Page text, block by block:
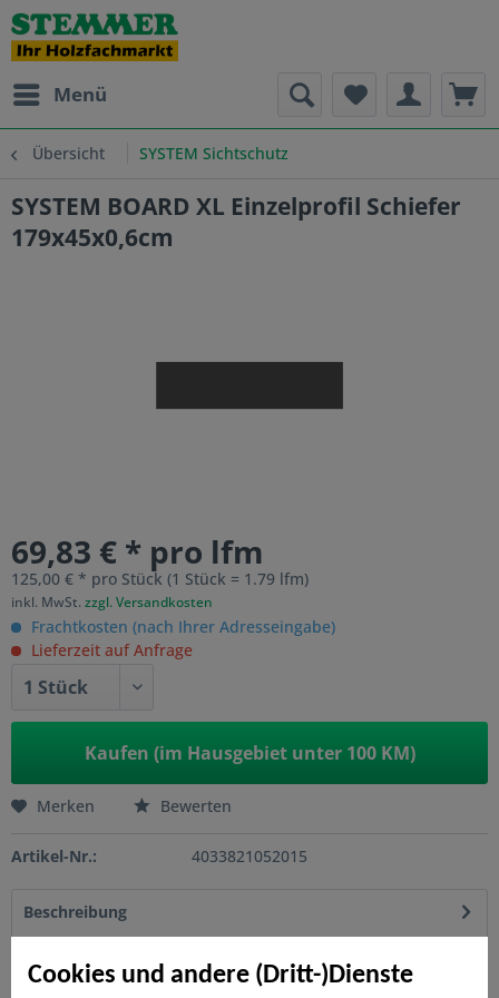
Cookies und andere (Dritt-)Dienste
Menü
Übersicht SYSTEM Sichtschutz
SYSTEM BOARD XL Einzelprofil Schiefer
179x45x0,6cm
69,83 € * pro lfm
125,00 € * pro Stück (1 Stück = 1.79 lfm)
inkl. MwSt. zzgl. Versandkosten
Frachtkosten (nach Ihrer Adresseingabe)
Lieferzeit auf Anfrage
Kaufen (im Hausgebiet unter 100 KM)
Merken Bewerten
Artikel-Nr.: 4033821052015
Beschreibung
Blickdichtes Sichtschutzelement aus hochwertigem
Aluminium-Verbundmaterial Zaunfeld-Set besteht...